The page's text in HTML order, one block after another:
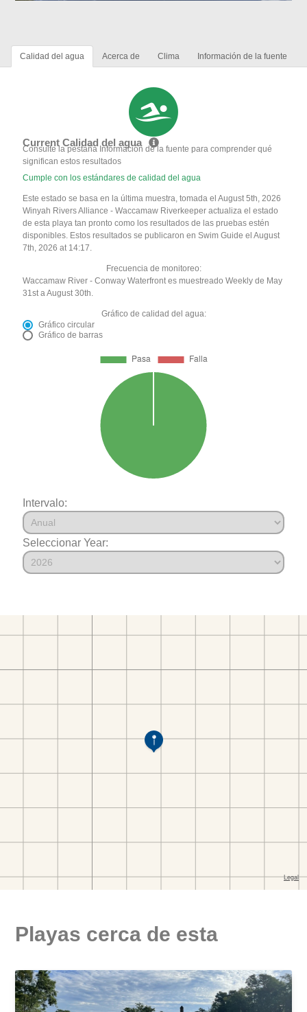
Calidad del agua Acerca de Clima Información de la fuente
Current Calidad del agua
Consulte la pestaña Información de la fuente para comprender qué
significan estos resultados
Cumple con los estándares de calidad del agua
Este estado se basa en la última muestra, tomada el August 5th, 2026
Winyah Rivers Alliance - Waccamaw Riverkeeper actualiza el estado
de esta playa tan pronto como los resultados de las pruebas estén
disponibles. Estos resultados se publicaron en Swim Guide el August
7th, 2026 at 14:17.
Frecuencia de monitoreo:
Waccamaw River - Conway Waterfront es muestreado Weekly de May
31st a August 30th.
Gráfico de calidad del agua:
Gráfico circular
Gráfico de barras
Intervalo:
Seleccionar Year:
Playas cerca de esta